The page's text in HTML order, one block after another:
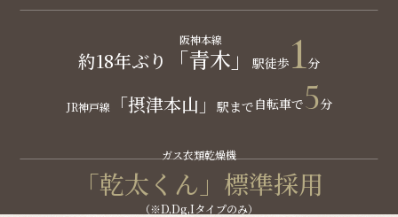
約18年ぶり
阪神本線
「青木」 駅徒歩 1分
JR神戸線「摂津本山」 駅まで自転車で5分
ガス衣類乾燥機
「乾太くん」標準採用
（※D,Dg,Iタイプのみ）